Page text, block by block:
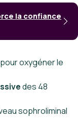
la confiance
pour oxygéner le
des 48
sophroliminal